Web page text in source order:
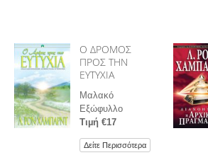
Ο ΔΡΟΜΟΣ
ΠΡΟΣ ΤΗΝ
ΕΥΤΥΧΙΑ
Μαλακό
Εξώφυλλο
Τιµή €17
Δείτε Περισσότερα